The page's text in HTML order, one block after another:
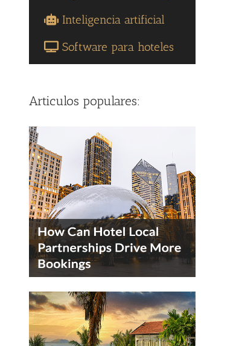
Inteligencia artificial
Software para hoteles
Articulos populares: